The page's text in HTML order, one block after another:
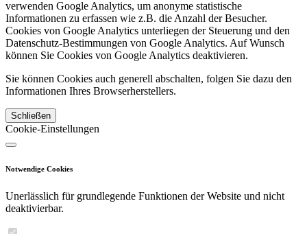
verwenden Google Analytics, um anonyme statistische
Informationen zu erfassen wie z.B. die Anzahl der Besucher.
Cookies von Google Analytics unterliegen der Steuerung und den
Datenschutz-Bestimmungen von Google Analytics. Auf Wunsch
können Sie Cookies von Google Analytics deaktivieren.
Sie können Cookies auch generell abschalten, folgen Sie dazu den
Informationen Ihres Browserherstellers.
Schließen
Cookie-Einstellungen
Notwendige Cookies
Unerlässlich für grundlegende Funktionen der Website und nicht
deaktivierbar.